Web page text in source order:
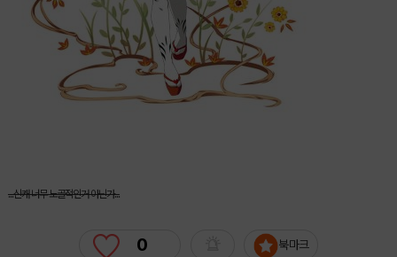
...신캐 너무 노골적인거 아닌가...
0 북마크